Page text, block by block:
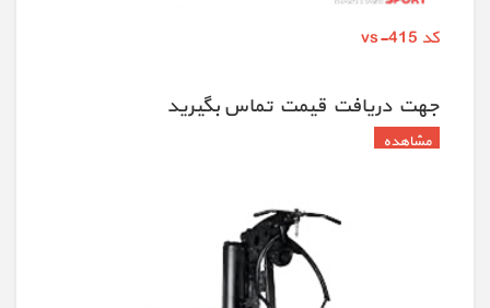
کد vs-415
جهت دريافت قيمت تماس بگيريد